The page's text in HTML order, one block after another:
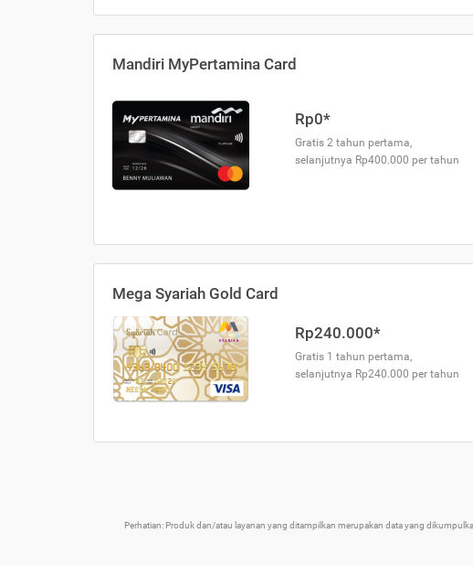
Mandiri MyPertamina Card
Rp0*
Gratis 2 tahun pertama,
selanjutnya Rp400.000 per tahun
Mega Syariah Gold Card
Rp240.000*
Gratis 1 tahun pertama,
selanjutnya Rp240.000 per tahun
Perhatian: Produk dan/atau layanan yang ditampilkan merupakan data yang